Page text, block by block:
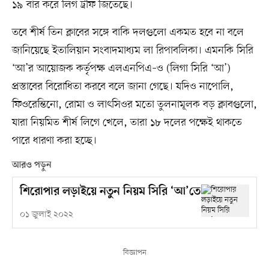
১৯ বার করে লিগ ট্রফি জিতেছে।
তবে শীর্ষ তিন ক্লাবের সঙ্গে বাকি দলগুলো একমত হবে না বলে
জানিয়েছে ইতালিয়ান সংবাদমাধ্যম লা রিপাবলিকা। এমনকি সিরি
‘আ’র আয়োজক কর্তৃপক্ষ এলএনপিএ–ও (লিগা সিরি ‘আ’)
প্রস্তাবের বিরোধিতা করবে বলে জানা গেছে। যদিও নাপোলি,
ফিওরেন্তিনো, রোমা ও লাৎসিওর মতো তুলনামূলক বড় ক্লাবগুলো,
যারা নিয়মিত শীর্ষ লিগে খেলে, তারা ১৮ দলের পক্ষেই থাকতে
পারে ধারণা করা হচ্ছে।
আরও পড়ুন
শিরোপার লড়াইয়ে নতুন নিয়ম সিরি ‘আ’তে
০১ জুলাই ২০২২